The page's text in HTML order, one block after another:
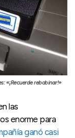
«¡Recuerde rebobinar!»
las
enorme para
ganó casi